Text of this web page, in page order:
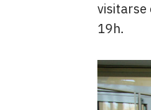
visitarse
19h.